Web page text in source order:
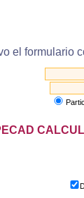
el formulario